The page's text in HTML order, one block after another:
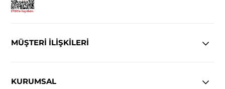
MÜŞTERİ İLİŞKİLERİ
KURUMSAL